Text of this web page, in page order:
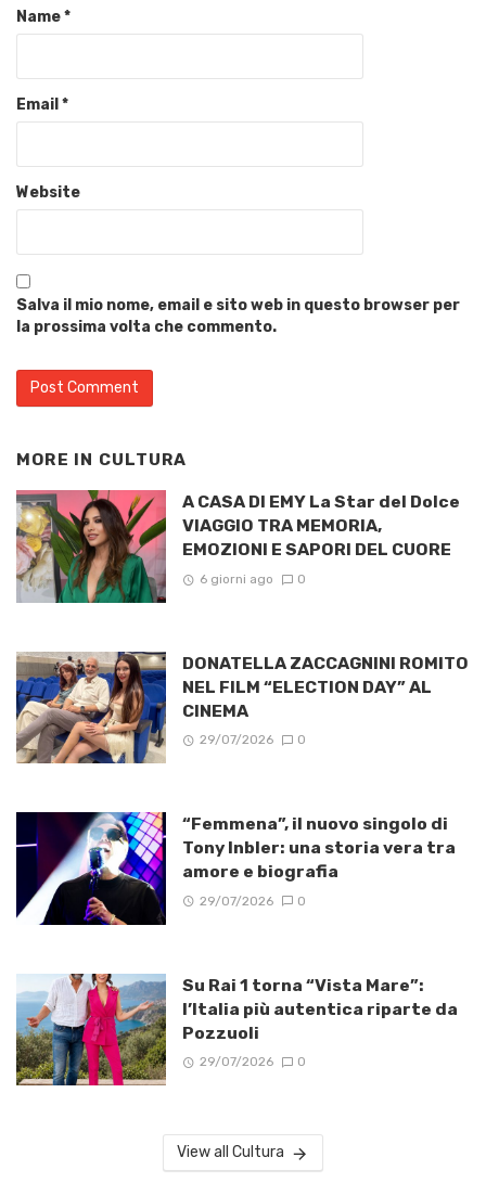
Name*
Email *
Website
Salva il mio nome, email e sito web in questo browser per
la prossima volta che commento.
MORE IN CULTURA
A CASA DI EMY La Star del Dolce
VIAGGIO TRA MEMORIA,
EMOZIONI E SAPORI DEL CUORE
6 giorni ago 0
DONATELLA ZACCAGNINI ROMITO
NEL FILM “ELECTION DAY” AL
CINEMA
29/07/2026 0
“Femmena”, il nuovo singolo di
Tony Inbler: una storia vera tra
amore e biografia
29/07/2026 0
Su Rai 1 torna “Vista Mare”:
l’Italia più autentica riparte da
Pozzuoli
29/07/2026 0
View all Cultura